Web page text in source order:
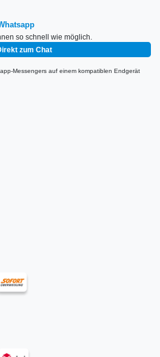
so schnell wie möglich.
zum Chat
Messengers auf einem kompatiblen Endgerät